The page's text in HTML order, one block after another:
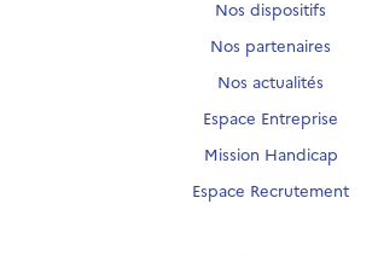
Nos dispositifs
Nos partenaires
Nos actualités
Espace Entreprise
Mission Handicap
Espace Recrutement